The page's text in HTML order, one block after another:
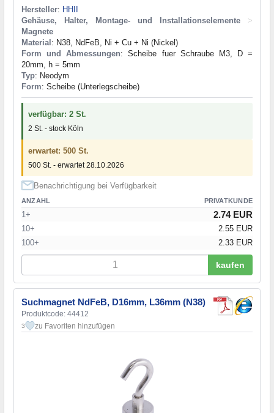
Hersteller: HHII
Gehäuse, Halter, Montage- und Installationselemente
>
Magnete
Material : N38, NdFeB, Ni + Cu + Ni (Nickel)
Form und Abmessungen: Scheibe fuer Schraube М3, D =
20mm, h = 5mm
Typ: Neodym
Form: Scheibe (Unterlegscheibe)
verfügbar: 2 St.
2 St. - stock Köln
erwartet: 500 St.
500 St. - erwartet 28.10.2026
Benachrichtigung bei Verfügbarkeit
ANZAHL PRIVATKUNDE
1+ 2.74 EUR
10+
2.55 EUR
100+
2.33 EUR
kaufen
Suchmagnet NdFeB, D16mm, L36mm (N38)
Produktcode: 44412
3 zu Favoriten hinzufügen